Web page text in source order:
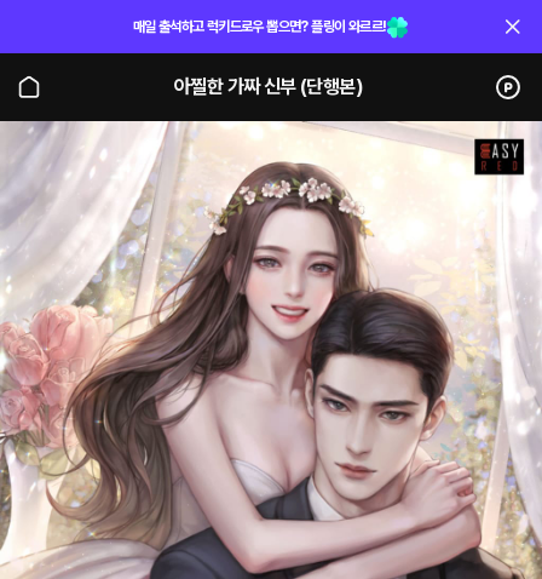
매일 출석하고 럭키드로우 뽑으면? 플링이 와르르!
아찔한 가짜 신부 (단행본)